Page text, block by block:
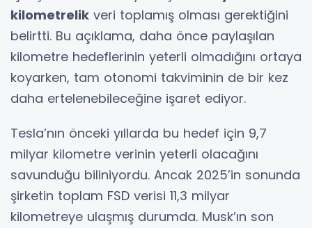
kilometrelik veri toplamış olması gerektiğini
belirtti. Bu açıklama, daha önce paylaşılan
kilometre hedeflerinin yeterli olmadığını ortaya
koyarken, tam otonomi takviminin de bir kez
daha ertelenebileceğine işaret ediyor.
Tesla’nın önceki yıllarda bu hedef için 9,7
milyar kilometre verinin yeterli olacağını
savunduğu biliniyordu. Ancak 2025’in sonunda
şirketin toplam FSD verisi 11,3 milyar
kilometreye ulaşmış durumda. Musk’ın son